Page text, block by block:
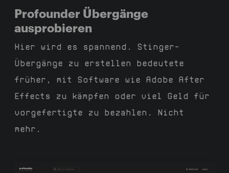
Profounder Übergänge
ausprobieren
Hier wird es spannend. Stinger-
Übergänge zu erstellen bedeutete
früher, mit Software wie Adobe After
Effects zu kämpfen oder viel Geld für
vorgefertigte zu bezahlen. Nicht
mehr.